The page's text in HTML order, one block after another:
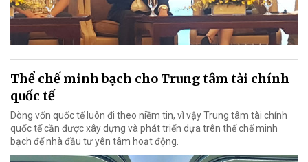
Thể chế minh bạch cho Trung tâm tài chính
quốc tế
Dòng vốn quốc tế luôn đi theo niềm tin, vì vậy Trung tâm tài chính
quốc tế cần được xây dựng và phát triển dựa trên thể chế minh
bạch để nhà đầu tư yên tâm hoạt động.